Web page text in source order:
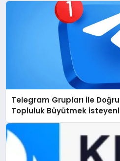
Telegram Grupları ile
Topluluk Büyütmek